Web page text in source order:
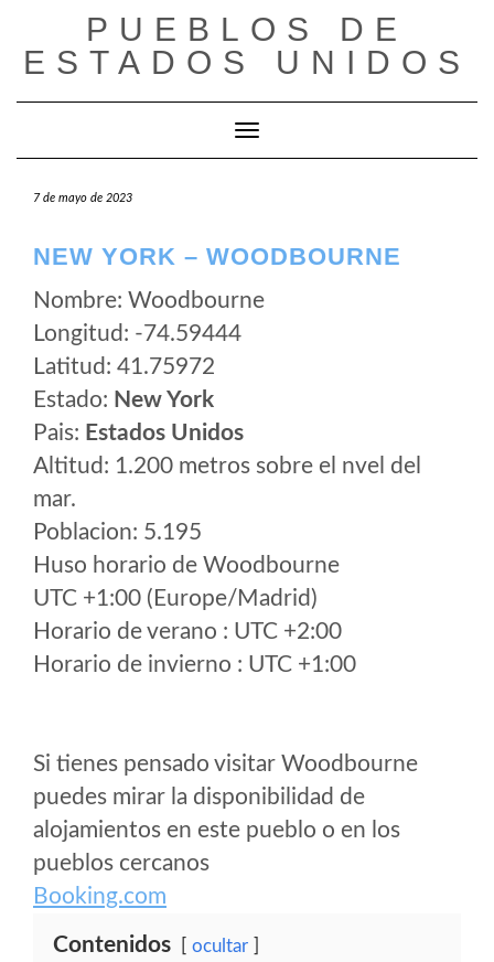
contenido
PUEBLOS DE
ESTADOS UNIDOS
Cambiar modo de navegación
7 de mayo de 2023
NEW YORK – WOODBOURNE
Nombre: Woodbourne
Longitud: -74.59444
Latitud: 41.75972
Estado: New York
Pais: Estados Unidos
Altitud: 1.200 metros sobre el nvel del
mar.
Poblacion: 5.195
Huso horario de Woodbourne
UTC +1:00 (Europe/Madrid)
Horario de verano : UTC +2:00
Horario de invierno : UTC +1:00
Si tienes pensado visitar Woodbourne
puedes mirar la disponibilidad de
alojamientos en este pueblo o en los
pueblos cercanos
Booking.com
Contenidos ocultar